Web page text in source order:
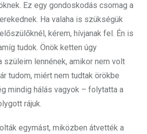
Ez egy gondoskodás csomag a
Ha valaha is szükségük
kérem, hívjanak fel. Én is
tudok. Önök ketten úgy
szüleim lennének, amikor nem volt
tudom, miért nem tudtak örökbe
mindig hálás vagyok – folytatta a
rájuk.
egymást, miközben átvették a